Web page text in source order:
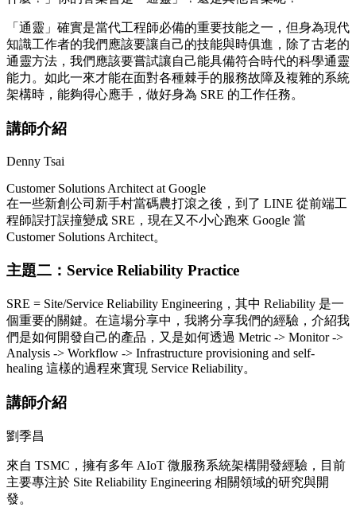
「通靈」確實是當代工程師必備的重要技能之一，但身為現代
知識工作者的我們應該要讓自己的技能與時俱進，除了古老的
通靈方法，我們應該要嘗試讓自己能具備符合時代的科學通靈
能力。如此一來才能在面對各種棘手的服務故障及複雜的系統
架構時，能夠得心應手，做好身為 SRE 的工作任務。
講師介紹
Denny Tsai
Customer Solutions Architect at Google
在一些新創公司新手村當碼農打滾之後，到了 LINE 從前端工
程師誤打誤撞變成 SRE，現在又不小心跑來 Google 當
Customer Solutions Architect。
主題二：Service Reliability Practice
SRE = Site/Service Reliability Engineering，其中 Reliability 是一
個重要的關鍵。在這場分享中，我將分享我們的經驗，介紹我
們是如何開發自己的產品，又是如何透過 Metric -> Monitor ->
Analysis -> Workflow -> Infrastructure provisioning and self-
healing 這樣的過程來實現 Service Reliability。
講師介紹
劉季昌
來自 TSMC，擁有多年 AIoT 微服務系統架構開發經驗，目前
主要專注於 Site Reliability Engineering 相關領域的研究與開
發。